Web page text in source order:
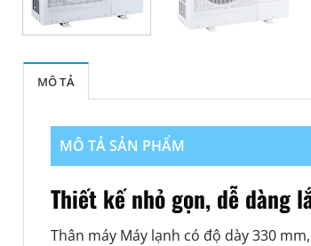
MÔ TẢ
MÔ TẢ SẢN PHẨM
Thiết kế nhỏ gọn, dễ dàng
Thân máy Máy lạnh có độ dày 330